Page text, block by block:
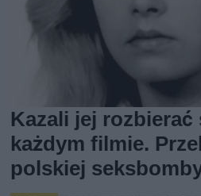
Kazali jej rozbierać
każdym filmie.
polskiej